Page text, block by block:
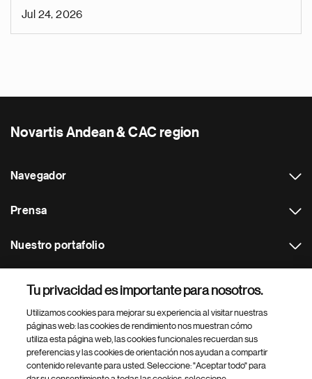
Jul 24, 2026
Novartis Andean & CAC region
Navegador
Prensa
Nuestro portafolio
Footer Site Search
Tu privacidad es importante para nosotros.
Utilizamos cookies para mejorar su experiencia al visitar nuestras
páginas web: las cookies de rendimiento nos muestran cómo
utiliza esta página web, las cookies funcionales recuerdan sus
preferencias y las cookies de orientación nos ayudan a compartir
contenido relevante para usted. Seleccione: "Aceptar todo" para